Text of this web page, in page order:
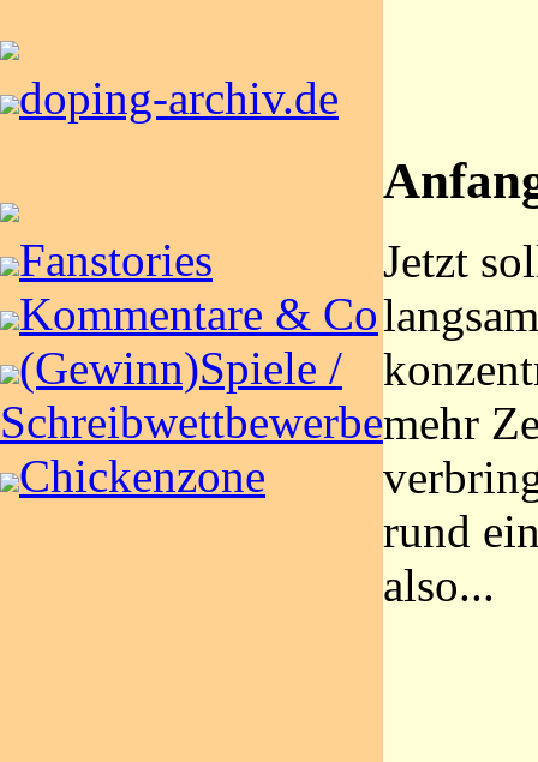
doping-archiv.de
Fanstories
Kommentare & Co
(Gewinn)Spiele /
Schreibwettbewerbe
Chickenzone
Jetzt
mehr
rund
also...